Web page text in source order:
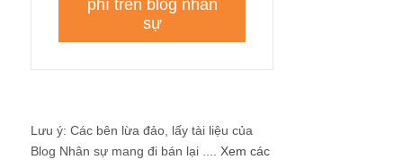
Lưu ý: Các bên lừa đảo, lấy tài liệu của
Blog Nhân sự mang đi bán lại .... Xem các